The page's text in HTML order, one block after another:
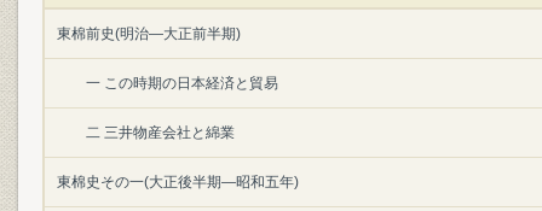
東棉前史(明治―大正前半期)
一 この時期の日本経済と貿易
二 三井物産会社と綿業
東棉史その一(大正後半期―昭和五年)